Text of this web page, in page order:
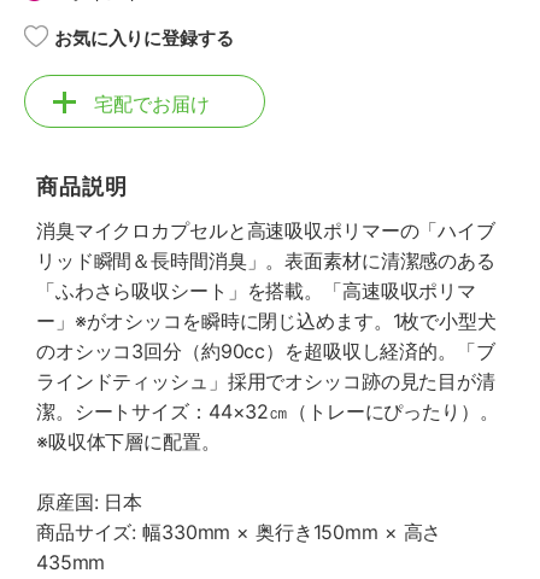
お気に入りに登録する
宅配でお届け
商品説明
消臭マイクロカプセルと高速吸収ポリマーの「ハイブ
リッド瞬間＆長時間消臭」。表面素材に清潔感のある
「ふわさら吸収シート」を搭載。「高速吸収ポリマ
ー」※がオシッコを瞬時に閉じ込めます。1枚で小型犬
のオシッコ3回分（約90cc）を超吸収し経済的。「ブ
ラインドティッシュ」採用でオシッコ跡の見た目が清
潔。シートサイズ：44×32㎝（トレーにぴったり）。
※吸収体下層に配置。
原産国: 日本
商品サイズ: 幅330mm × 奥行き150mm × 高さ
435mm